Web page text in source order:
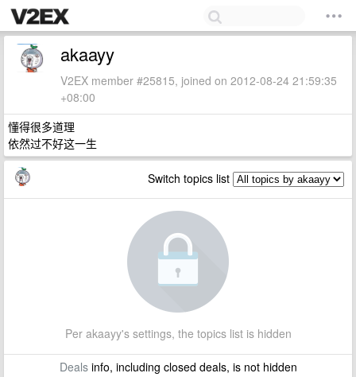
akaayy
V2EX member #25815, joined on 2012-08-24 21:59:35
+08:00
懂得很多道理
依然过不好这一生
Switch topics list
Per akaayy's settings, the topics list is hidden
Dealsinfo, including closed deals, is not hidden